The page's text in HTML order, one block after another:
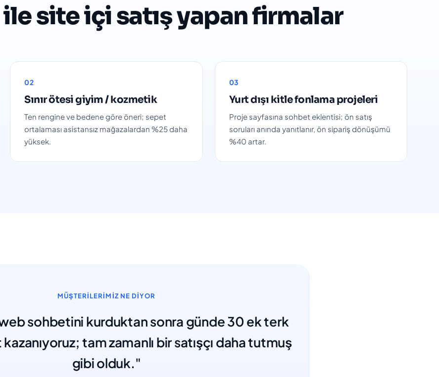
site içi satış yapan firmalar
02
Sınır ötesi giyim / kozmetik
Ten rengine ve bedene göre öneri; sepet
ortalaması asistansız mağazalardan %25 daha
yüksek.
03
Yurt dışı kitle fonlama projeleri
Proje sayfasına sohbet eklentisi; ön satış
soruları anında yanıtlanır, ön sipariş dönüşümü
%40 artar.
MÜŞTERILERIMIZ NE DIYOR
sohbetini kurduktan sonra günde 30 ek terk
tam zamanlı bir satışçı daha tutmuş
gibi olduk."